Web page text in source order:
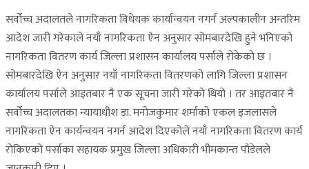
सर्वोच्च अदालतले नागरिकता विधेयक कार्यान्वयन नगर्न अल्पकालीन अन्तरिम
आदेश जारी गरेकाले नयाँ नागरिकता ऐन अनुसार सोमबारदेखि हुने भनिएको
नागरिकता वितरण कार्य जिल्ला प्रशासन कार्यालय पर्साले रोकेको छ ।
सोमबारदेखि ऐन अनुसार नयाँ नागरिकता वितरणको लागि जिल्ला प्रशासन
कार्यालय पर्साले आइतबार नै एक सूचना जारी गरेको थियो । तर आइतबार नै
सर्वोच्च अदालतका न्यायाधीश डा. मनोजकुमार शर्माको एकल इजलासले
नागरिकता ऐन कार्यन्वयन नगर्न आदेश दिएकोले नयाँ नागरिकता वितरण कार्य
रोकिएको पर्साका सहायक प्रमुख जिल्ला अधिकारी भीमकान्त पौडेलले